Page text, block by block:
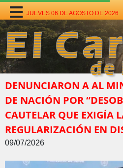
JUEVES 06 DE AGOSTO DE 2026
DENUNCIARON A AL
DE NACIÓN POR
CAUTELAR QUE EXIGÍA
REGULARIZACIÓN EN
09/07/2026